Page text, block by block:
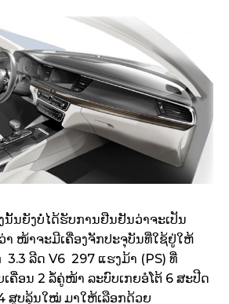
ນ​ຍັງ​ບໍ່ໄດ້ຮັບ​ການ​ຢືນຢັນ​ວ່າ​ຈະ​ເປັນ​
າ ໜ້າ​ຈະ​ມີ​ເຄື່ອງ​ຈັກ​ປະຈຸບັນ​ທີ່​ໃຊ້​ຢູ່​ໃຫ້​
3.3 ລີດ V6 297 ແຮງ​ມ້າ (PS) ທີ່
ຄື່ອນ 2 ລໍ້​ຄູ່​ໜ້າ ລະບົບ​ເກຍອໍໂຕ້​ 6 ສະ​ປີດ
ສູບ​ລຸ້ນ​ໃໝ່ ມາ​ໃຫ້​ເລືອກ​ດ້ວຍ